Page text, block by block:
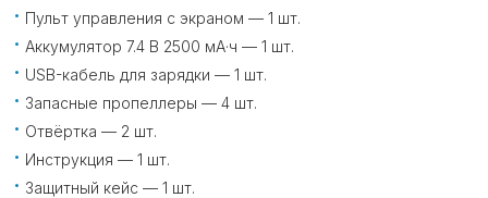
Пульт управления с экраном — 1 шт.
Аккумулятор 7.4 В 2500 мА·ч — 1 шт.
USB-кабель для зарядки — 1 шт.
Запасные пропеллеры — 4 шт.
Отвёртка — 2 шт.
Инструкция — 1 шт.
Защитный кейс — 1 шт.